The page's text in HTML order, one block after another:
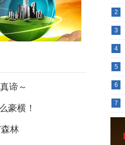
谛～
豪横！
林
2
3
4
5
6
7